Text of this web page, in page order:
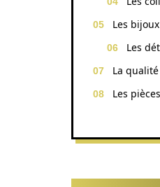
Les
Les
La
Les